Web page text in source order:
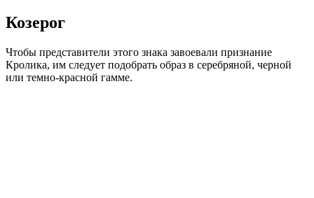
Козерог
Чтобы представители этого знака завоевали признание
Кролика, им следует подобрать образ в серебряной, черной
или темно-красной гамме.